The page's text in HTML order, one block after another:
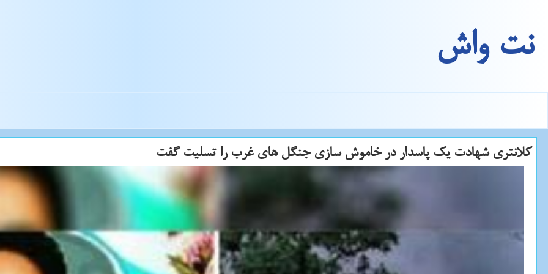
نت واش
كلانتری شهادت یك پاسدار در خاموش سازی جنگل های غرب را تسلیت گفت